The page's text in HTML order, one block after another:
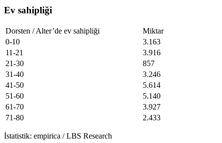
Ev sahipliği
Dorsten / Alter’de ev sahipliği
Miktar
0-10
3.163
11-21
3.916
21-30
857
31-40
3.246
41-50
5.614
51-60
5.140
61-70
3.927
71-80
2.433
İstatistik: empirica / LBS Research